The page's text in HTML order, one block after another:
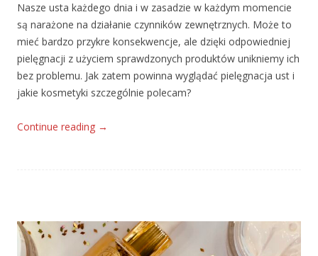
Nasze usta każdego dnia i w zasadzie w każdym momencie
są narażone na działanie czynników zewnętrznych. Może to
mieć bardzo przykre konsekwencje, ale dzięki odpowiedniej
pielęgnacji z użyciem sprawdzonych produktów unikniemy ich
bez problemu. Jak zatem powinna wyglądać pielęgnacja ust i
jakie kosmetyki szczególnie polecam?
Continue reading →